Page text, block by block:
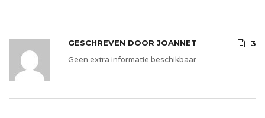
GESCHREVEN DOOR JOANNET
3
Geen extra informatie beschikbaar